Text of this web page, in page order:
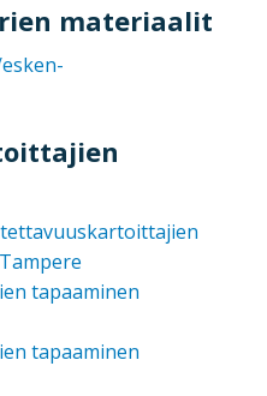
materiaalit
tapaaminen
tapaaminen